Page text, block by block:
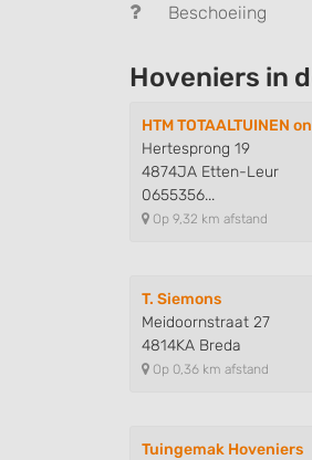
Beschoeiing
Hoveniers in
HTM TOTAALTUINEN
Hertesprong 19
4874JA Etten-Leur
0655356...
Op 9,32 km afstand
T. Siemons
Meidoornstraat 27
4814KA Breda
Op 0,36 km afstand
Tuingemak Hoveniers